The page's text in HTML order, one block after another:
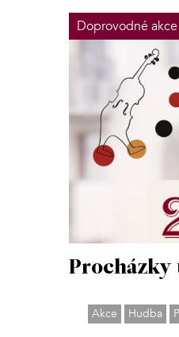
Doprovodné akce
Akce Hudba